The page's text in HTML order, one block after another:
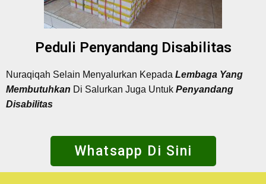
Peduli Penyandang Disabilitas
Nuraqiqah Selain Menyalurkan Kepada Lembaga Yang
Membutuhkan Di Salurkan Juga Untuk Penyandang
Disabilitas
Whatsapp Di Sini